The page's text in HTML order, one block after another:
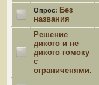
Опрос: Без
названия
Решение
дикого и не
дикого гомоку
с
ограниченями.